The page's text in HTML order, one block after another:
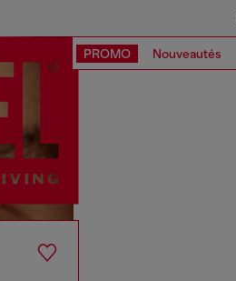
PROMO Nouveautés